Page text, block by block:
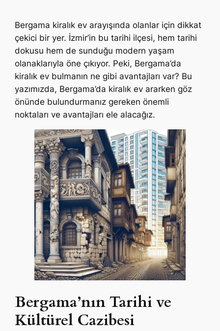
Bergama kiralık ev arayışında olanlar için dikkat
çekici bir yer. İzmir’in bu tarihi ilçesi, hem tarihi
dokusu hem de sunduğu modern yaşam
olanaklarıyla öne çıkıyor. Peki, Bergama’da
kiralık ev bulmanın ne gibi avantajları var? Bu
yazımızda, Bergama’da kiralık ev ararken göz
önünde bulundurmanız gereken önemli
noktaları ve avantajları ele alacağız.
Bergama’nın Tarihi ve
Kültürel Cazibesi